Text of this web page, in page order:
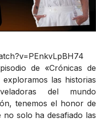
de «Crónicas de
las historias
del mundo
tenemos el honor de
solo ha desafiado las